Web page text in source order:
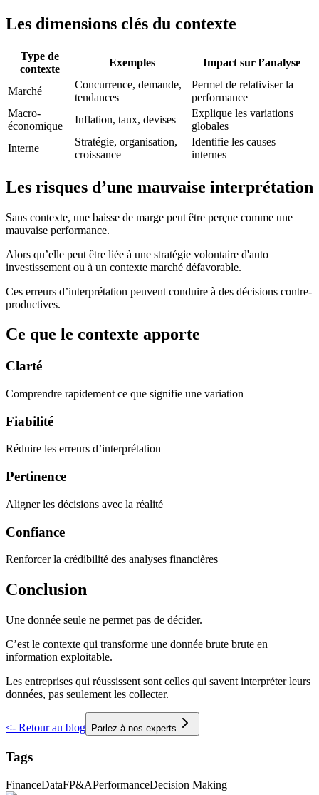
Les dimensions clés du contexte
Type de
contexte
Exemples Impact sur l’analyse
Marché
Concurrence, demande,
tendances
Permet de relativiser la
performance
Macro-
économique
Inflation, taux, devises
Explique les variations
globales
Interne
Stratégie, organisation,
croissance
Identifie les causes
internes
Les risques d’une mauvaise interprétation
Sans contexte, une baisse de marge peut être perçue comme une
mauvaise performance.
Alors qu’elle peut être liée à une stratégie volontaire d'auto
investissement ou à un contexte marché défavorable.
Ces erreurs d’interprétation peuvent conduire à des décisions contre-
productives.
Ce que le contexte apporte
Clarté
Comprendre rapidement ce que signifie une variation
Fiabilité
Réduire les erreurs d’interprétation
Pertinence
Aligner les décisions avec la réalité
Confiance
Renforcer la crédibilité des analyses financières
Conclusion
Une donnée seule ne permet pas de décider.
C’est le contexte qui transforme une donnée brute brute en
information exploitable.
Les entreprises qui réussissent sont celles qui savent interpréter leurs
données, pas seulement les collecter.
<- Retour au blog Parlez à nos experts
Tags
FinanceDataFP&APerformanceDecision Making